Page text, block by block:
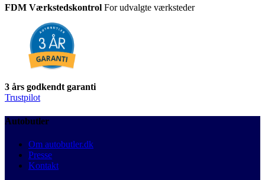
FDM Værkstedskontrol For udvalgte værksteder
3 års godkendt garanti
Trustpilot
Autobutler
Om autobutler.dk
Presse
Kontakt